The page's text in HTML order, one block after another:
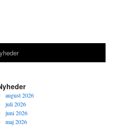
august 2026
juli 2026
juni 2026
maj 2026